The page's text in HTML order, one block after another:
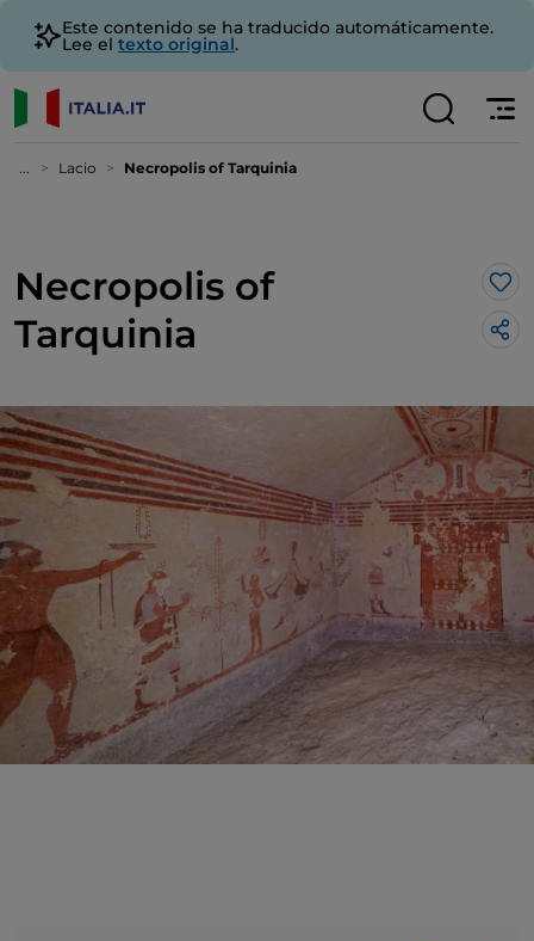
Este contenido se ha traducido automáticamente.
Lee el texto original.
... Lacio Necropolis of Tarquinia
Necropolis of
Tarquinia
Me